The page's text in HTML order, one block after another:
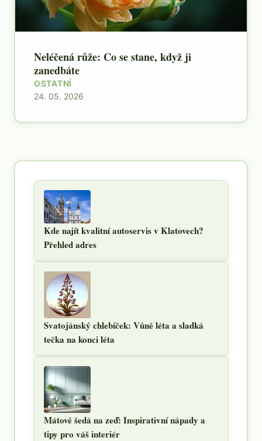
Neléčená růže: Co se stane, když ji
zanedbáte
OSTATNÍ
24. 05. 2026
Kde najít kvalitní autoservis v Klatovech?
Přehled adres
Svatojánský chlebíček: Vůně léta a sladká
tečka na konci léta
Mátově šedá na zeď: Inspirativní nápady a
tipy pro váš interiér